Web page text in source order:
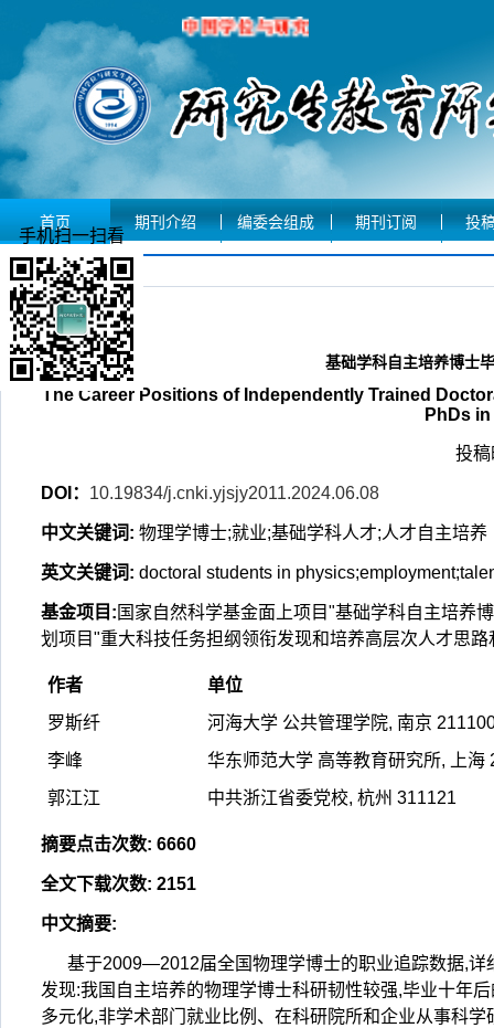
首页 期刊介绍 编委会组成 期刊订阅 投
文章摘要
基础学科自主培养博士
The Career Positions of Independently Trained
PhDs
投
DOI： 10.19834/j.cnki.yjsjy2011.2024.06.08
中文关键词: 物理学博士;就业;基础学科人才;人才自主培养
英文关键词: doctoral students in
基金项目 : 国家自然科学基金面上项目"基础学科自主培养
划项目"重大科技任务担纲领衔发现和培养高层次人才思
作者
单位
罗斯纤
河海大学 公共管理学院, 南京
李峰
华东师范大学 高等教育研究所, 上
郭江江
中共浙江省委党校, 杭州 311121
摘要点击次数: 6660
全文下载次数: 2151
中文摘要:
基于2009—2012届全国物理学博士的职业追踪数据,
发现:我国自主培养的物理学博士科研韧性较强,毕业十年
多元化,非学术部门就业比例、在科研院所和企业从事科
手机扫一扫看